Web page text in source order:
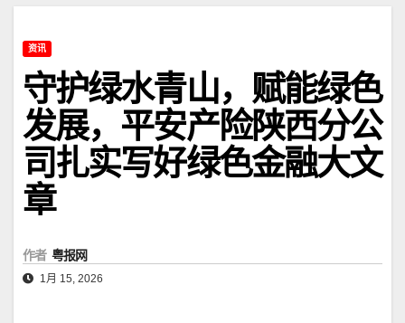
资讯
守护绿水青山，赋能绿色
发展，平安产险陕西分公
司扎实写好绿色金融大文
章
作者 粤报网
1月 15, 2026